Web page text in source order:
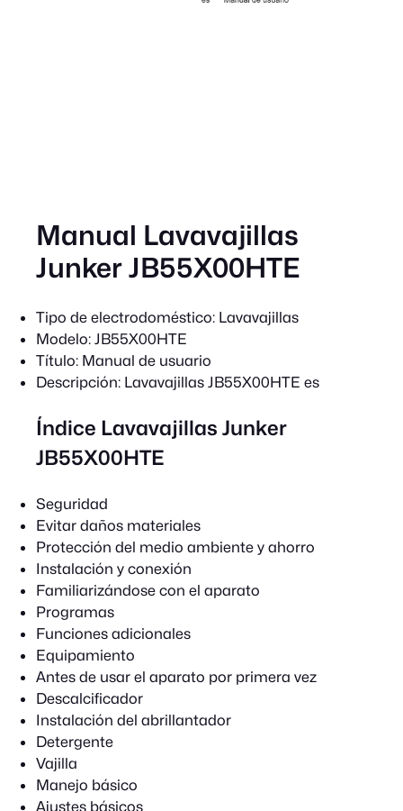
Manual Lavavajillas
Junker JB55X00HTE
Tipo de electrodoméstico: Lavavajillas
Modelo: JB55X00HTE
Título: Manual de usuario
Descripción: Lavavajillas JB55X00HTE es
Índice Lavavajillas Junker
JB55X00HTE
Seguridad
Evitar daños materiales
Protección del medio ambiente y ahorro
Instalación y conexión
Familiarizándose con el aparato
Programas
Funciones adicionales
Equipamiento
Antes de usar el aparato por primera vez
Descalcificador
Instalación del abrillantador
Detergente
Vajilla
Manejo básico
Ajustes básicos